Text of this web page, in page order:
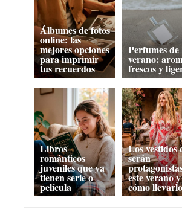
Álbumes de fotos
online: las
mejores opciones
para imprimir
tus recuerdos
Perfumes de
verano:
frescos y
Libros
románticos
juveniles que ya
tienen serie o
película
Los vestidos
serán
este verano y
cómo